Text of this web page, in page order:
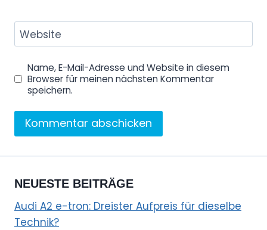
Website
Name, E-Mail-Adresse und Website in diesem
Browser für meinen nächsten Kommentar
speichern.
NEUESTE BEITRÄGE
Audi A2 e-tron: Dreister Aufpreis für dieselbe
Technik?